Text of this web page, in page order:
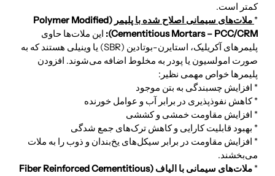
کمتر است.
* ملات‌های سیمانی اصلاح شده با پلیمر
(Polymer Modified
Cementitious Mortars – PCC/CRM):
این ملات‌ها حاوی
پلیمرهای آکریلیک، استایرن-بوتادین (SBR) یا وینیلی هستند که به
صورت امولسیون یا پودر به مخلوط اضافه می‌شوند. افزودن
پلیمرها خواص مهمی نظیر:
* افزایش چسبندگی به بتن موجود
* کاهش نفوذپذیری در برابر آب و عوامل خورنده
* افزایش مقاومت خمشی و کششی
* بهبود قابلیت کارایی و کاهش ترک‌های جمع شدگی
* افزایش مقاومت در برابر سیکل‌های یخ‌بندان و ذوب را به ملات
می‌بخشند.
*
ملات‌های سیمانی با الیاف (Fiber Reinforced Cementitious